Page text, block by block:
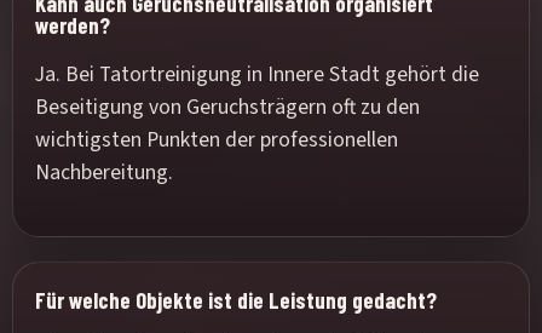
werden?
Ja. Bei Tatortreinigung in Innere Stadt gehört die
Beseitigung von Geruchsträgern oft zu den
wichtigsten Punkten der professionellen
Nachbereitung.
Für welche Objekte ist die Leistung gedacht?